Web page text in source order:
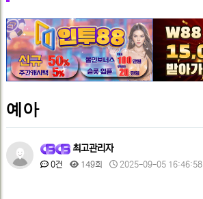
예아
페
이
최고관리자
댓 0건
조
149회
작 2025-09-05 16:46:58